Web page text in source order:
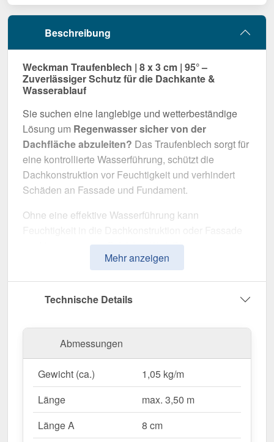
Beschreibung
Weckman Traufenblech | 8 x 3 cm | 95° –
Zuverlässiger Schutz für die Dachkante &
Wasserablauf
Sie suchen eine langlebige und wetterbeständige
Lösung um Regenwasser sicher von der
Dachfläche abzuleiten? Das Traufenblech sorgt für
eine kontrollierte Wasserführung, schützt die
Dachkonstruktion vor Feuchtigkeit und verhindert
Schäden an Fassade und Fundament.
Ohne eine effektive Wasserführung kann
eindringen, was zu Schäden führt. Dieses
Traufenblech wurde speziell entwickelt, um
überzeugt durch einfache Montage, hohe
Beschichtung.
Hergestellt ausStahlmit einerMaterialstärke von
0,50 mm, bietet dieses Kantteil hohe Stabilität. Die
Länge von max. 3,50 m
Anpassung an Ihr Dach. Dank der25 µm Polyester
Beschichtung
Sepiabraun (RAL 8014)
das Material dauerhaft gegen Korrosion geschützt.
Mehr anzeigen
Technische Details
Abmessungen
Gewicht (ca.)
1,05 kg/m
Länge
max. 3,50 m
Länge A
8 cm